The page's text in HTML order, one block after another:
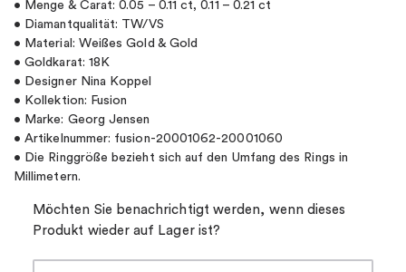
• Menge & Carat: 0.05 – 0.11 ct, 0.11 – 0.21 ct
• Diamantqualität: TW/VS
• Material: Weißes Gold & Gold
• Goldkarat: 18K
• Designer Nina Koppel
• Kollektion: Fusion
• Marke: Georg Jensen
• Artikelnummer: fusion-20001062-20001060
• Die Ringgröße bezieht sich auf den Umfang des Rings in
Millimetern.
Möchten Sie benachrichtigt werden, wenn dieses
Produkt wieder auf Lager ist?